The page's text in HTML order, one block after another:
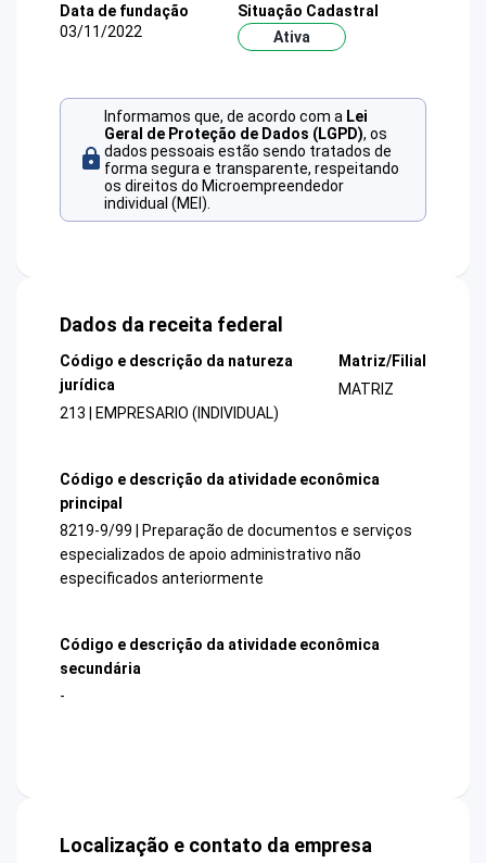
Data de fundação
03/11/2022
Situação Cadastral
Ativa
Informamos que, de acordo com a Lei
Geral de Proteção de Dados (LGPD), os
dados pessoais estão sendo tratados de
forma segura e transparente, respeitando
os direitos do Microempreendedor
individual (MEI).
Dados da receita federal
Código e descrição da natureza
jurídica
213 | EMPRESARIO (INDIVIDUAL)
Matriz/Filial
MATRIZ
Código e descrição da atividade econômica
principal
8219-9/99 | Preparação de documentos e serviços
especializados de apoio administrativo não
especificados anteriormente
Código e descrição da atividade econômica
secundária
-
Localização e contato da empresa